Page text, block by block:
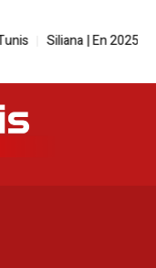
Siliana | En 2025, les